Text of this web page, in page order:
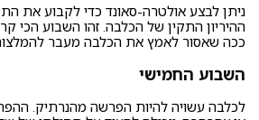
ניתן לבצע אולטרה-סאונד כדי לקבוע את
ההיריון התקין של הכלבה. זהו השבוע הכי
ככה שאסור לאמץ את הכלבה מעבר להמלצות
השבוע החמישי
לכלבה עשויה להיות הפרשה מהנרתיק.